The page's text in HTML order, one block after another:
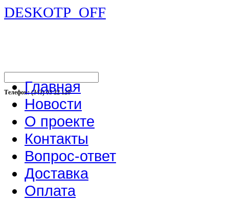
DESKOTP_OFF
Телефон: (343) 03 22 120
Главная
Новости
О проекте
Контакты
Вопрос-ответ
Доставка
Оплата